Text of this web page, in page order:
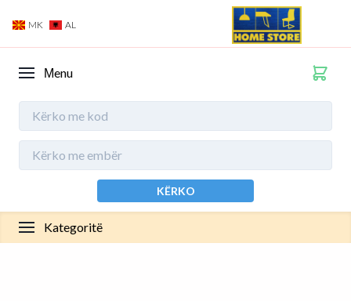
MK AL
Мenu
KËRKO
Kategoritë